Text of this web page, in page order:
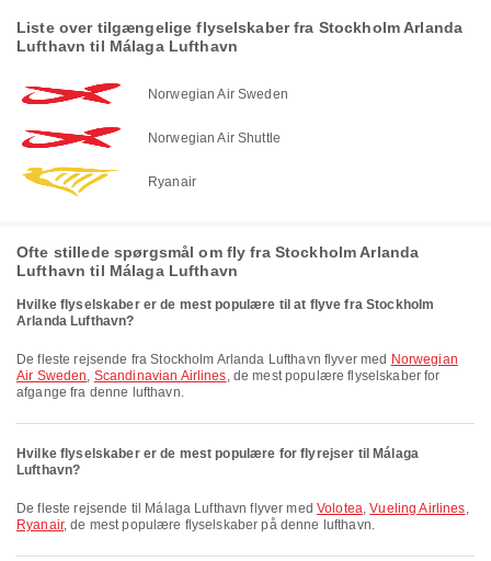
Liste over tilgængelige flyselskaber fra Stockholm Arlanda
Lufthavn til Málaga Lufthavn
Norwegian Air Sweden
Norwegian Air Shuttle
Ryanair
Ofte stillede spørgsmål om fly fra Stockholm Arlanda
Lufthavn til Málaga Lufthavn
Hvilke flyselskaber er de mest populære til at flyve fra Stockholm
Arlanda Lufthavn?
De fleste rejsende fra Stockholm Arlanda Lufthavn flyver med Norwegian
Air Sweden, Scandinavian Airlines, de mest populære flyselskaber for
afgange fra denne lufthavn.
Hvilke flyselskaber er de mest populære for flyrejser til Málaga
Lufthavn?
De fleste rejsende til Málaga Lufthavn flyver medVolotea,Vueling Airlines,
Ryanair, de mest populære flyselskaber på denne lufthavn.